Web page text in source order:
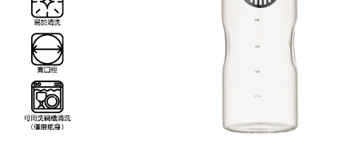
【注意事項】
１．透過由恩沛科技股份有限公司提供之「AFTEE先享後付」服務完成之交
易，需依本服務之必要範圍內提供個人資料，並將交易相關給付款項請求債
權轉讓予恩沛科技股份有限公司。
２．關於個人資料處理事宜，請瀏覽以下網址：
https://aftee.tw/terms/#terms3
３．未成年的使用者請事先徵得法定代理人或監護人之同意方可使用
「AFTEE先享後付」，若未經同意申辦者引起之損失，本公司不負相關責
任。
４．使用「AFTEE先享後付」時，將依據個別帳號之用戶狀況，依本公司即